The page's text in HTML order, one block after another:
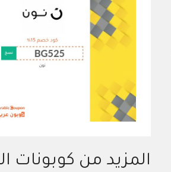
المزيد من كوبونات